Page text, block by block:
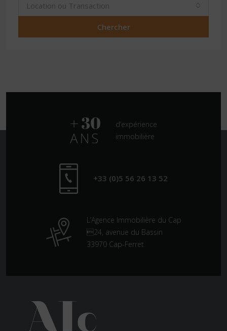
Location ou Transaction
Chercher
d’expérience
immobilière
+33 (0)5 56 26 13 52
L’Agence Immobilière du Cap
24, avenue du Bassin
33970 Cap-Ferret